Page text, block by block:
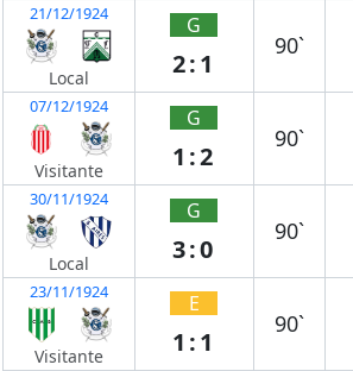
21/12/1924
Local
G
2:1
90`
07/12/1924
Visitante
G
1:2
90`
30/11/1924
Local
G
3:0
90`
23/11/1924
Visitante
E
1:1
90`